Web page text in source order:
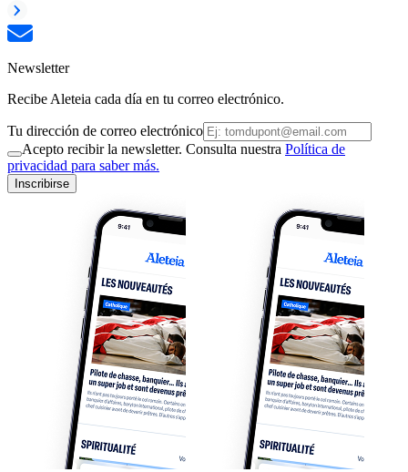
Newsletter
Recibe Aleteia cada día en tu correo electrónico.
Tu dirección de correo electrónico
Acepto recibir la newsletter. Consulta nuestra Política de
privacidad para saber más.
Inscribirse